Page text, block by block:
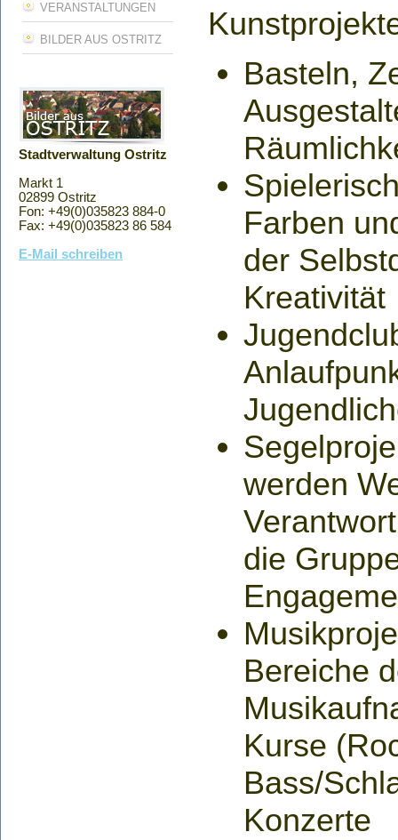
VERANSTALTUNGEN
BILDER AUS OSTRITZ
Stadtverwaltung Ostritz
Markt 1
02899 Ostritz
Fon: +49(0)035823 884-0
Fax: +49(0)035823 86 584
E-Mail schreiben
Basteln,
Farben
der
Kreativität
werden
die
Bereiche
Kurse
Bass/
Konzerte